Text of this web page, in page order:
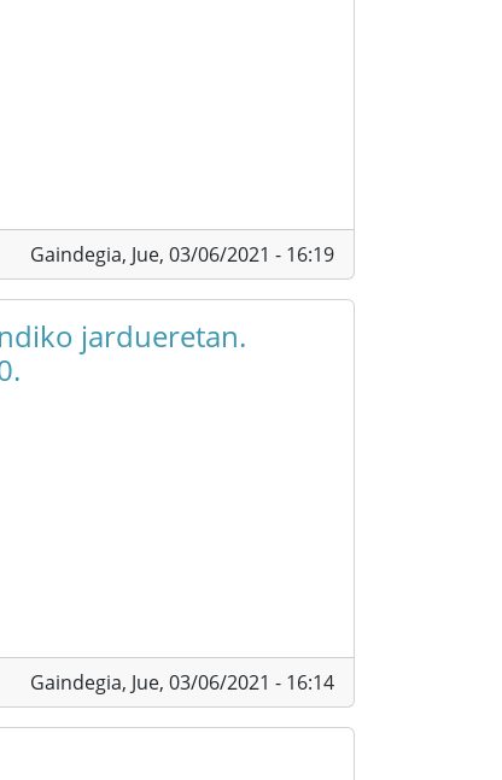
Gaindegia, Jue, 03/06/2021 - 16:19
jardueretan.
Gaindegia, Jue, 03/06/2021 - 16:14